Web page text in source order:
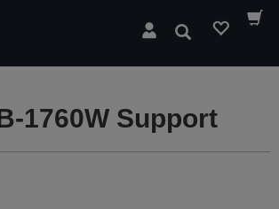
Buscar
1760W Support